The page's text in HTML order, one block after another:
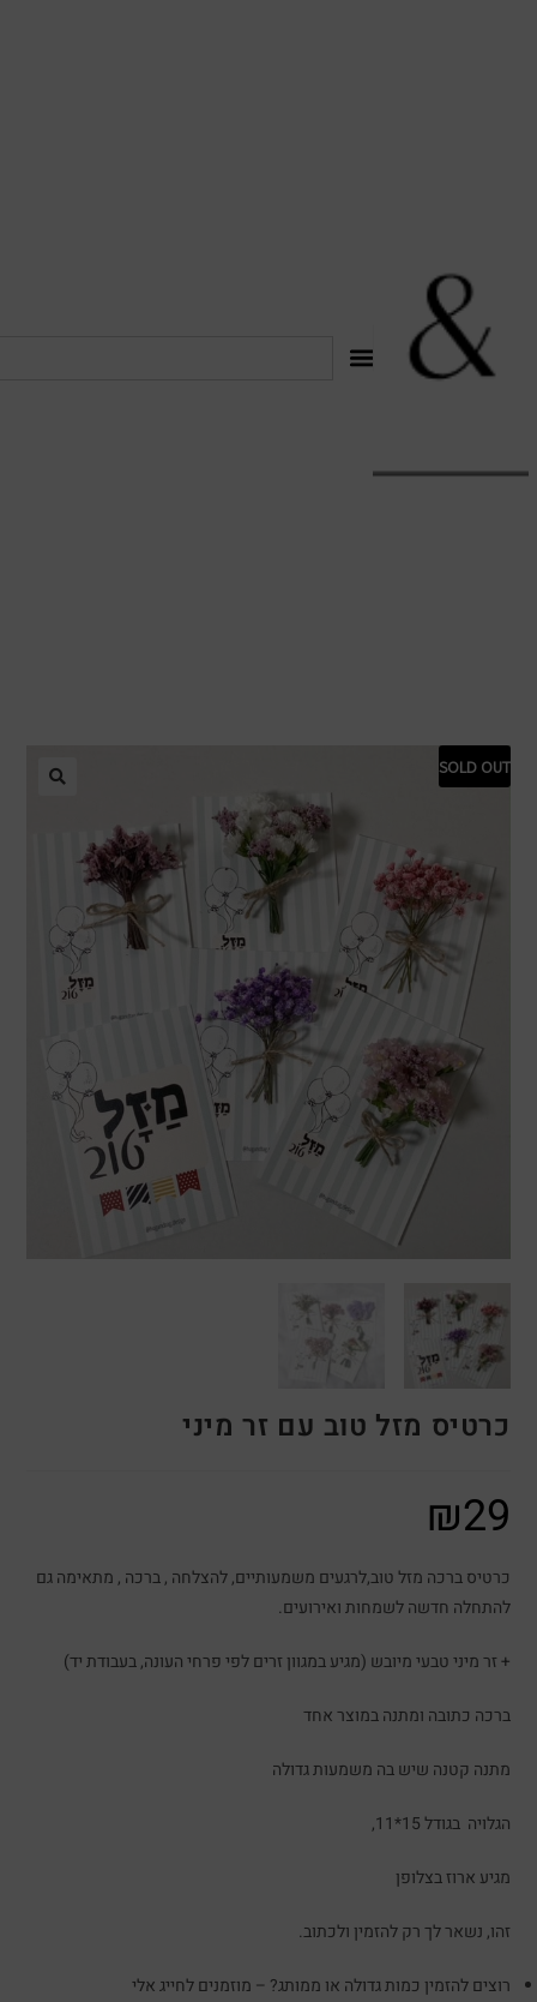
SOLD OUT
כרטיס מזל טוב עם זר מיני
₪29
כרטיס ברכה מזל טוב,לרגעים משמעותיים, להצלחה , ברכה , מתאימה גם
להתחלה חדשה לשמחות ואירועים.
+ זר מיני טבעי מיובש (מגיע במגוון זרים לפי פרחי העונה, בעבודת יד)
ברכה כתובה ומתנה במוצר אחד
מתנה קטנה שיש בה משמעות גדולה
הגלויה בגודל 15*11,
מגיע ארוז בצלופן
זהו, נשאר לך רק להזמין ולכתוב.
רוצים להזמין כמות גדולה או ממותג? – מוזמנים לחייג אלי